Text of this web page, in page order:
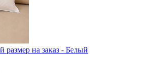
на заказ - Белый